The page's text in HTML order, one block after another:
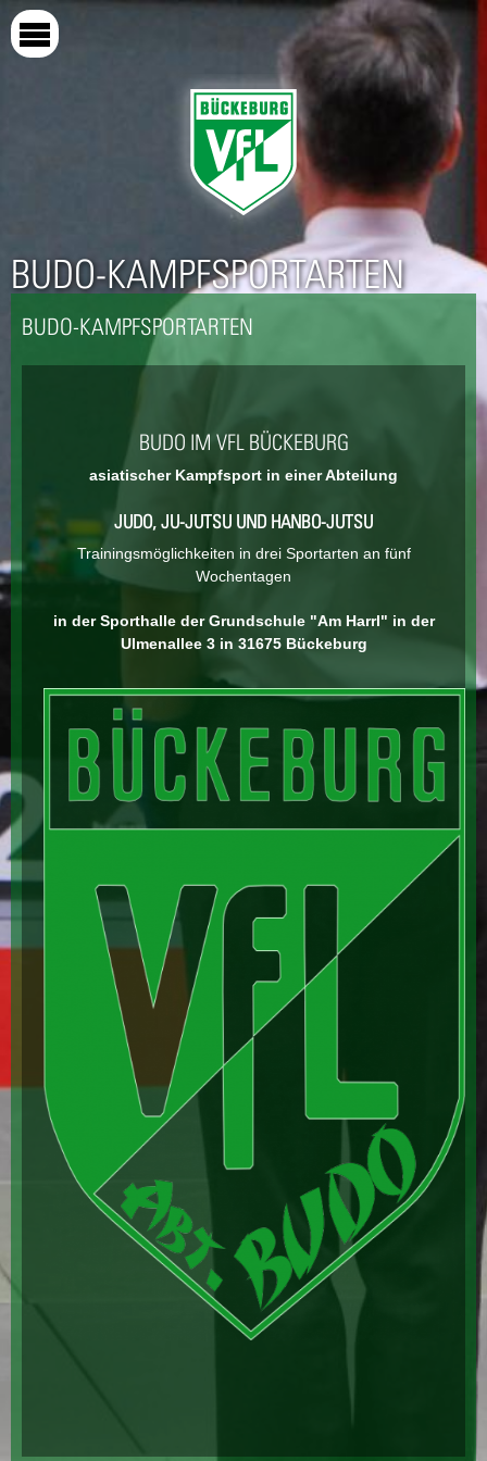
Direkt
BUDO-KAMPFSPORTARTEN
BUDO-KAMPFSPORTARTEN
BUDO IM VFL BÜCKEBURG
asiatischer Kampfsport in einer Abteilung
JUDO, JU-JUTSU UND HANBO-JUTSU
Trainingsmöglichkeiten in drei Sportarten an fünf
Wochentagen
in der Sporthalle der Grundschule "Am Harrl" in der
Ulmenallee 3 in 31675 Bückeburg